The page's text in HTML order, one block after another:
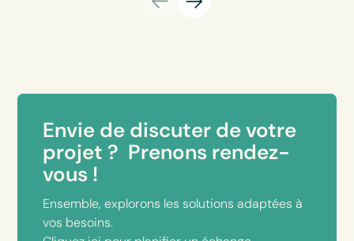
Envie de discuter de votre
projet ? Prenons rendez-
vous !
Ensemble, explorons les solutions adaptées à
vos besoins.